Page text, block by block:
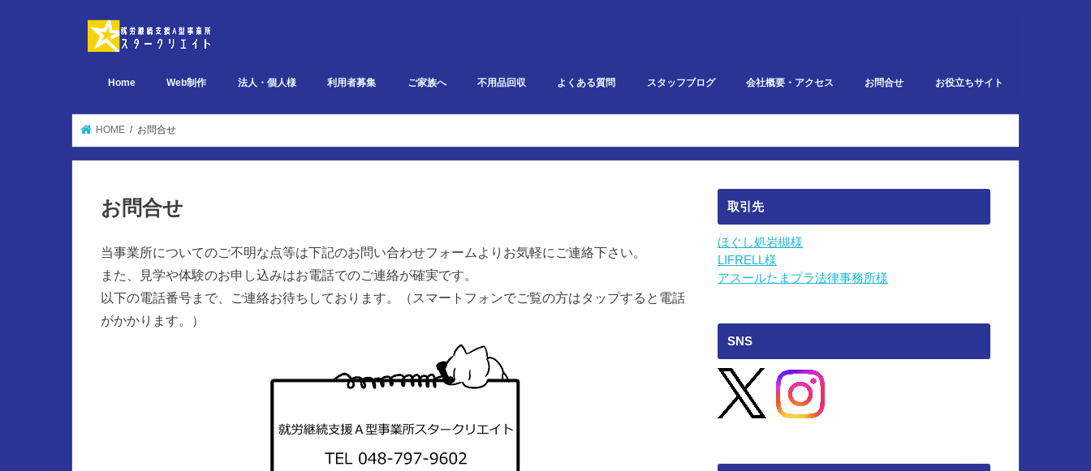
Home Web制作
デザイン関連 ポートフォリオ
ページ設計関連 ポートフォリオ
実装関連 ポートフォリオ
法人・個人様 利用者募集 ご家族へ 不用品回収 よくある質問 スタッフブログ
研修・勉強会報告
イベント・雑記
スタークリエイトでの業務
利用者ブログ
会社概要・アクセス お問合せ お役立ちサイト
HOME お問合せ
お問合せ
当事業所についてのご不明な点等は下記のお問い合わせフォームよりお気軽にご連絡下さい。
また、見学や体験のお申し込みはお電話でのご連絡が確実です。
以下の電話番号まで、ご連絡お待ちしております。（スマートフォンでご覧の方はタップすると電話
がかかります。）
取引先
ほぐし処岩槻様
LIFRELL様
アスールたまプラ法律事務所様
SNS